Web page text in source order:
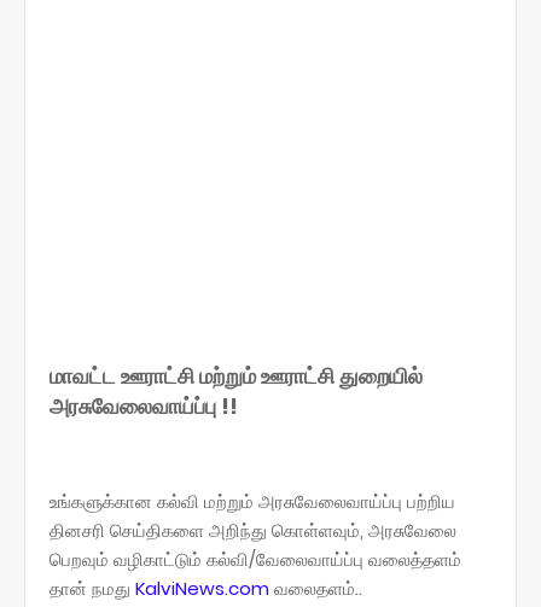
மாவட்ட ஊராட்சி மற்றும் ஊராட்சி துறையில்
அரசுவேலைவாய்ப்பு !!
உங்களுக்கான கல்வி மற்றும் அரசுவேலைவாய்ப்பு பற்றிய
தினசரி செய்திகளை அறிந்து கொள்ளவும், அரசுவேலை
பெறவும் வழிகாட்டும் கல்வி/வேலைவாய்ப்பு வலைத்தளம்
தான் நமது KalviNews.comவலைதளம்..